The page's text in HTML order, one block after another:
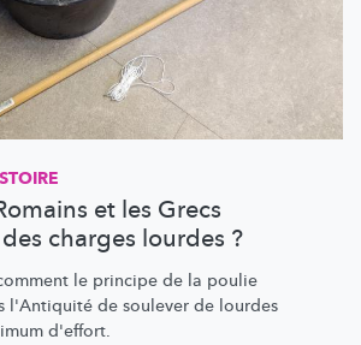
et les Grecs
charges lourdes ?
le principe de la poulie
l'Antiquité de soulever de lourdes
d'effort.